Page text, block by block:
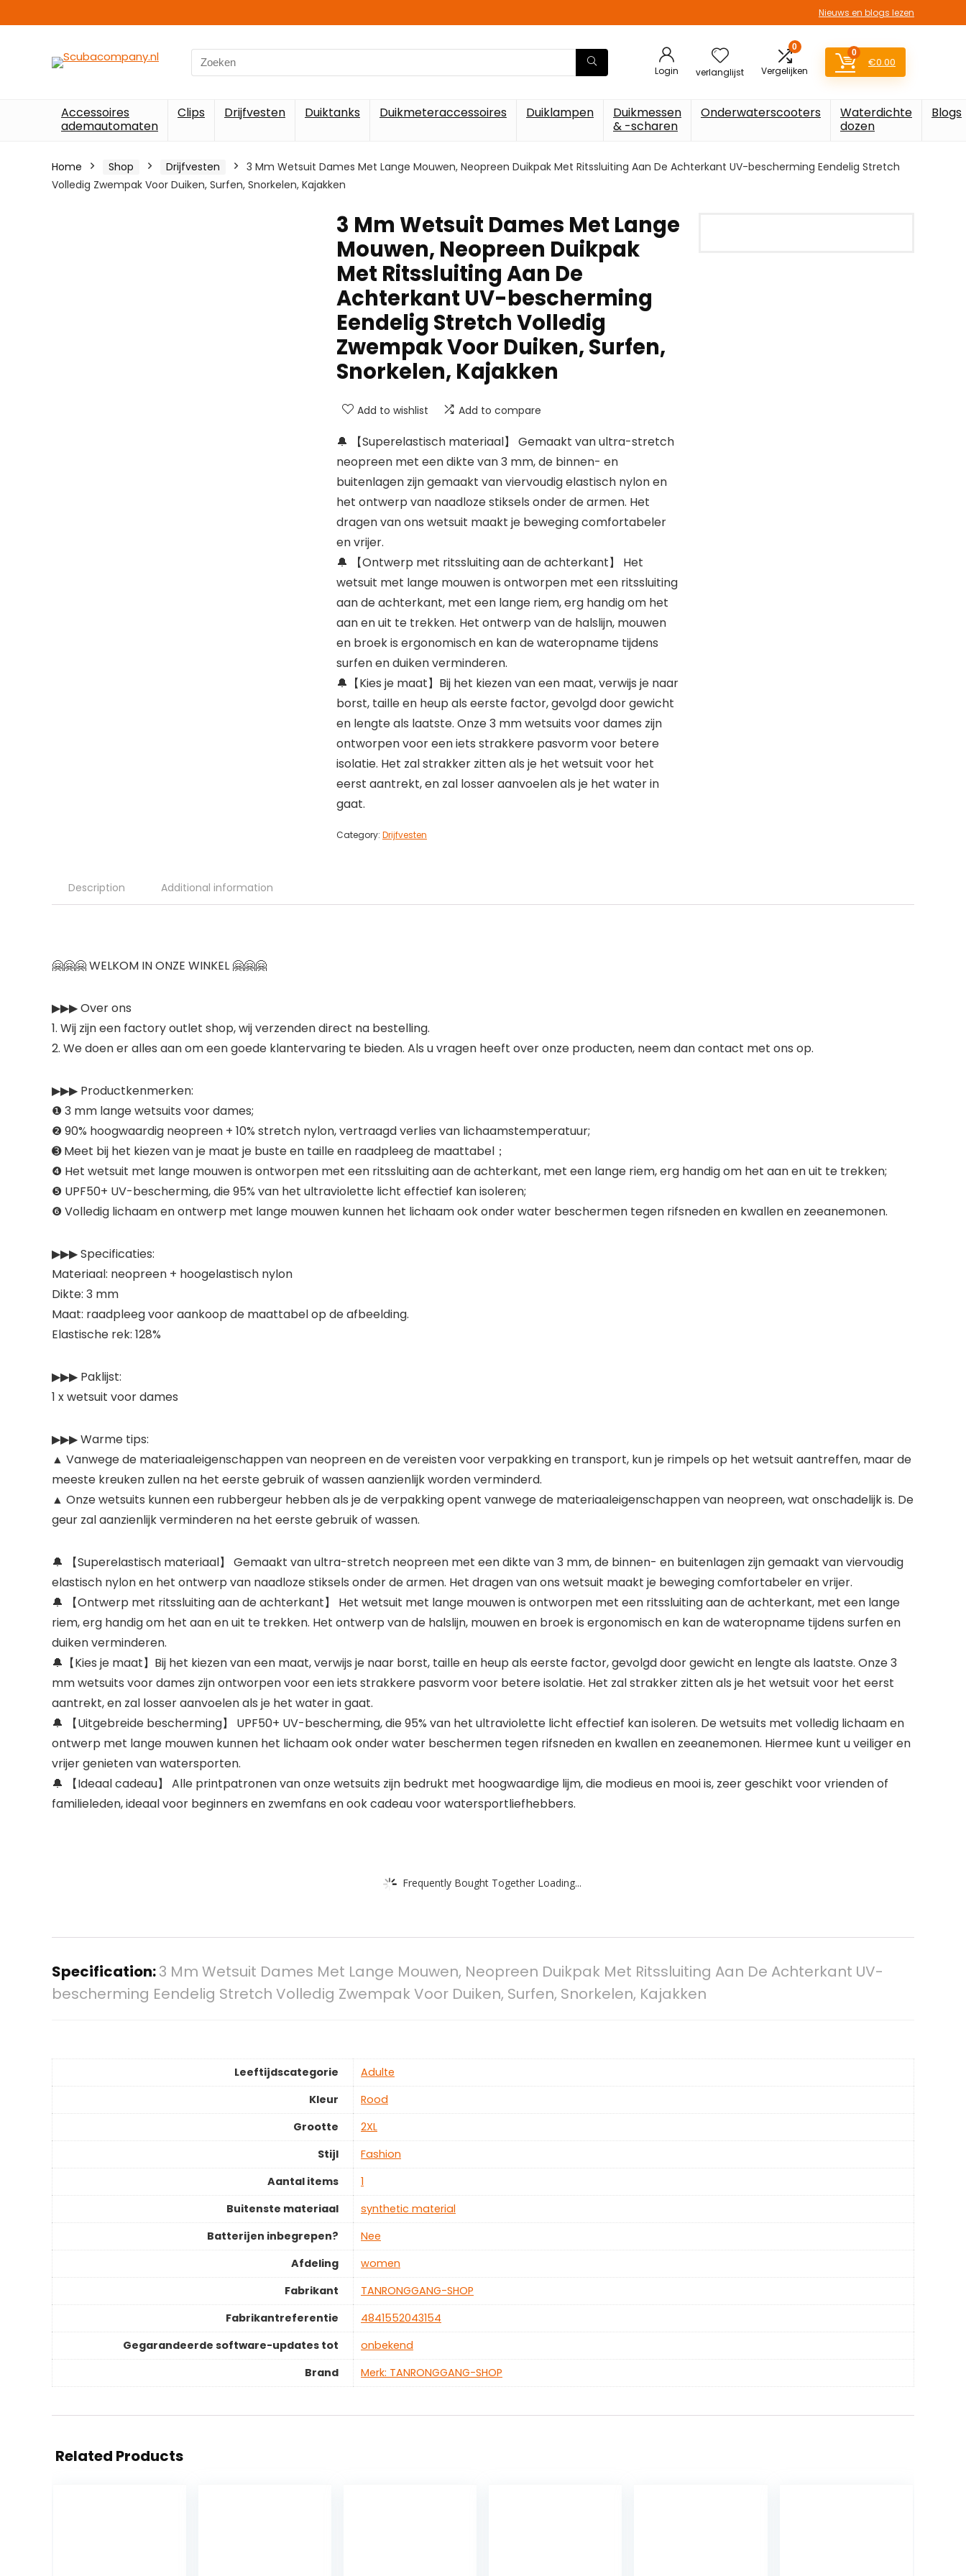
Nieuws en blogs lezen
Search
for:
Login verlanglijst
0
Vergelijken
0
€0.00
Accessoires
ademautomaten
Clips Drijfvesten Duiktanks Duikmeteraccessoires Duiklampen
Duikmessen
& -scharen
Onderwaterscooters
Waterdichte
dozen
Blogs
Home Shop Drijfvesten
3 Mm Wetsuit Dames Met Lange Mouwen, Neopreen Duikpak Met Ritssluiting Aan De Achterkant UV-bescherming Eendelig Stretch
Volledig Zwempak Voor Duiken, Surfen, Snorkelen, Kajakken
3 Mm Wetsuit Dames Met Lange
Mouwen, Neopreen Duikpak
Met Ritssluiting Aan De
Achterkant UV-bescherming
Eendelig Stretch Volledig
Zwempak Voor Duiken, Surfen,
Snorkelen, Kajakken
Add to wishlist Add to compare
🔔 【Superelastisch materiaal】 Gemaakt van ultra-stretch
neopreen met een dikte van 3 mm, de binnen- en
buitenlagen zijn gemaakt van viervoudig elastisch nylon en
het ontwerp van naadloze stiksels onder de armen. Het
dragen van ons wetsuit maakt je beweging comfortabeler
en vrijer.
🔔 【Ontwerp met ritssluiting aan de achterkant】 Het
wetsuit met lange mouwen is ontworpen met een ritssluiting
aan de achterkant, met een lange riem, erg handig om het
aan en uit te trekken. Het ontwerp van de halslijn, mouwen
en broek is ergonomisch en kan de wateropname tijdens
surfen en duiken verminderen.
🔔【Kies je maat】Bij het kiezen van een maat, verwijs je naar
borst, taille en heup als eerste factor, gevolgd door gewicht
en lengte als laatste. Onze 3 mm wetsuits voor dames zijn
ontworpen voor een iets strakkere pasvorm voor betere
isolatie. Het zal strakker zitten als je het wetsuit voor het
eerst aantrekt, en zal losser aanvoelen als je het water in
gaat.
Category: Drijfvesten
Description Additional information
🤗🤗🤗 WELKOM IN ONZE WINKEL 🤗🤗🤗
▶▶▶ Over ons
1. Wij zijn een factory outlet shop, wij verzenden direct na bestelling.
2. We doen er alles aan om een ​​goede klantervaring te bieden. Als u vragen heeft over onze producten, neem dan contact met ons op.
▶▶▶ Productkenmerken:
❶ 3 mm lange wetsuits voor dames;
❷ 90% hoogwaardig neopreen + 10% stretch nylon, vertraagd verlies van lichaamstemperatuur;
➌ Meet bij het kiezen van je maat je buste en taille en raadpleeg de maattabel；
❹ Het wetsuit met lange mouwen is ontworpen met een ritssluiting aan de achterkant, met een lange riem, erg handig om het aan en uit te trekken;
❺ UPF50+ UV-bescherming, die 95% van het ultraviolette licht effectief kan isoleren;
❻ Volledig lichaam en ontwerp met lange mouwen kunnen het lichaam ook onder water beschermen tegen rifsneden en kwallen en zeeanemonen.
▶▶▶ Specificaties:
Materiaal: neopreen + hoogelastisch nylon
Dikte: 3 mm
Maat: raadpleeg voor aankoop de maattabel op de afbeelding.
Elastische rek: 128%
▶▶▶ Paklijst:
1 x wetsuit voor dames
▶▶▶ Warme tips:
▲ Vanwege de materiaaleigenschappen van neopreen en de vereisten voor verpakking en transport, kun je rimpels op het wetsuit aantreffen, maar de
meeste kreuken zullen na het eerste gebruik of wassen aanzienlijk worden verminderd.
▲ Onze wetsuits kunnen een rubbergeur hebben als je de verpakking opent vanwege de materiaaleigenschappen van neopreen, wat onschadelijk is. De
geur zal aanzienlijk verminderen na het eerste gebruik of wassen.
🔔 【Superelastisch materiaal】 Gemaakt van ultra-stretch neopreen met een dikte van 3 mm, de binnen- en buitenlagen zijn gemaakt van viervoudig
elastisch nylon en het ontwerp van naadloze stiksels onder de armen. Het dragen van ons wetsuit maakt je beweging comfortabeler en vrijer.
🔔 【Ontwerp met ritssluiting aan de achterkant】 Het wetsuit met lange mouwen is ontworpen met een ritssluiting aan de achterkant, met een lange
riem, erg handig om het aan en uit te trekken. Het ontwerp van de halslijn, mouwen en broek is ergonomisch en kan de wateropname tijdens surfen en
duiken verminderen.
🔔【Kies je maat】Bij het kiezen van een maat, verwijs je naar borst, taille en heup als eerste factor, gevolgd door gewicht en lengte als laatste. Onze 3
mm wetsuits voor dames zijn ontworpen voor een iets strakkere pasvorm voor betere isolatie. Het zal strakker zitten als je het wetsuit voor het eerst
aantrekt, en zal losser aanvoelen als je het water in gaat.
🔔 【Uitgebreide bescherming】 UPF50+ UV-bescherming, die 95% van het ultraviolette licht effectief kan isoleren. De wetsuits met volledig lichaam en
ontwerp met lange mouwen kunnen het lichaam ook onder water beschermen tegen rifsneden en kwallen en zeeanemonen. Hiermee kunt u veiliger en
vrijer genieten van watersporten.
🔔 【Ideaal cadeau】 Alle printpatronen van onze wetsuits zijn bedrukt met hoogwaardige lijm, die modieus en mooi is, zeer geschikt voor vrienden of
familieleden, ideaal voor beginners en zwemfans en ook cadeau voor watersportliefhebbers.
Frequently Bought Together Loading...
Specification:3 Mm Wetsuit Dames Met Lange Mouwen, Neopreen Duikpak Met Ritssluiting Aan De Achterkant UV-
bescherming Eendelig Stretch Volledig Zwempak Voor Duiken, Surfen, Snorkelen, Kajakken
Leeftijdscategorie
‎Adulte
Kleur
‎Rood
Grootte
‎2XL
Stijl
‎Fashion
Aantal items
‎1
Buitenste materiaal
‎synthetic material
Batterijen inbegrepen?
‎Nee
Afdeling
‎women
Fabrikant
‎TANRONGGANG-SHOP
Fabrikantreferentie
‎4841552043154
Gegarandeerde software-updates tot
‎onbekend
Brand
Merk: TANRONGGANG-SHOP
Related Products